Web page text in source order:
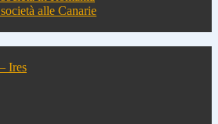
alle Canarie
Ires